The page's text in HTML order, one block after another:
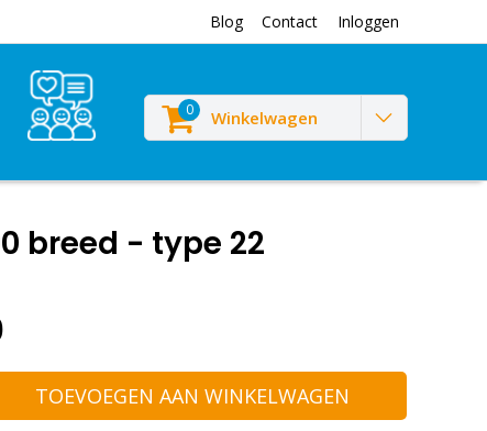
Blog Contact Inloggen
0 Winkelwagen
breed - type 22
TOEVOEGEN AAN WINKELWAGEN